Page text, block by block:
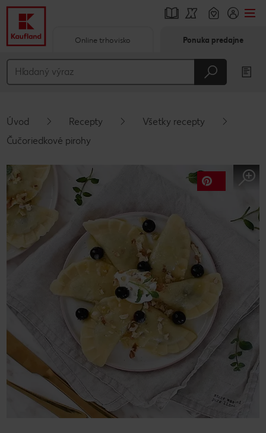
Hlavný obsah
Vyskakovací bočný panel
Online trhovisko Ponuka predajne
Úvod Recepty
Všetky recepty
Čučoriedkové pirohy